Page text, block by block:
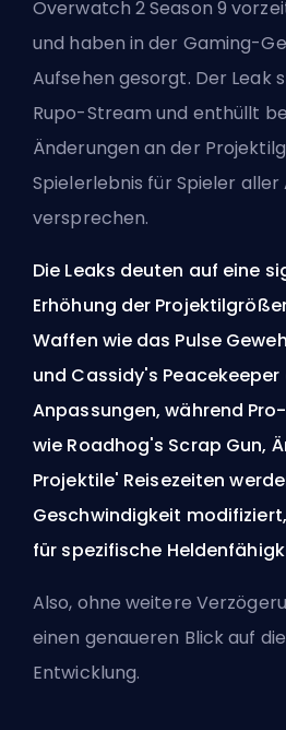
Overwatch 2 Season 9
und haben in der Gaming-
Aufsehen gesorgt. Der Leak
Rupo-Stream und enthüllt
Änderungen an der
Spielerlebnis für Spieler
versprechen.
Die Leaks deuten auf eine
Erhöhung der
Waffen wie das Pulse
und Cassidy's Peacekeeper
Anpassungen, während
wie Roadhog's Scrap Gun,
Projektile' Reisezeiten
Geschwindigkeit
für spezifische
Also, ohne weitere
einen genaueren Blick auf
Entwicklung.